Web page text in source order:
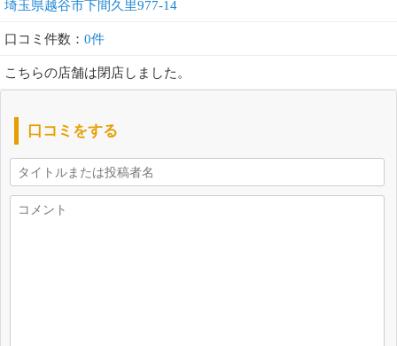
埼玉県越谷市下間久里977-14
口コミ件数： 0件
こちらの店舗は閉店しました。
口コミをする